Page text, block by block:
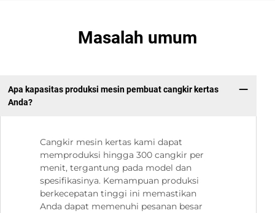
Masalah umum
Apa kapasitas produksi mesin pembuat cangkir kertas
Anda?
Cangkir mesin kertas kami dapat
memproduksi hingga 300 cangkir per
menit, tergantung pada model dan
spesifikasinya. Kemampuan produksi
berkecepatan tinggi ini memastikan
Anda dapat memenuhi pesanan besar